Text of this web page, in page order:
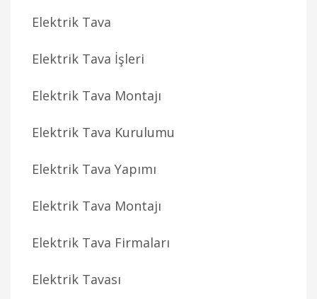
Elektrik Tava
Elektrik Tava İşleri
Elektrik Tava Montajı
Elektrik Tava Kurulumu
Elektrik Tava Yapımı
Elektrik Tava Montajı
Elektrik Tava Firmaları
Elektrik Tavası